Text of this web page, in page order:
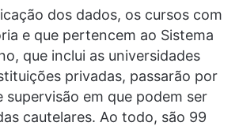
dos dados, os cursos com
e que pertencem ao Sistema
que inclui as universidades
privadas, passarão por
supervisão em que podem ser
cautelares. Ao todo, são 99